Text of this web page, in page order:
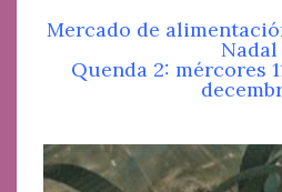
Mercado de
Nadal
Quenda 2: mércores